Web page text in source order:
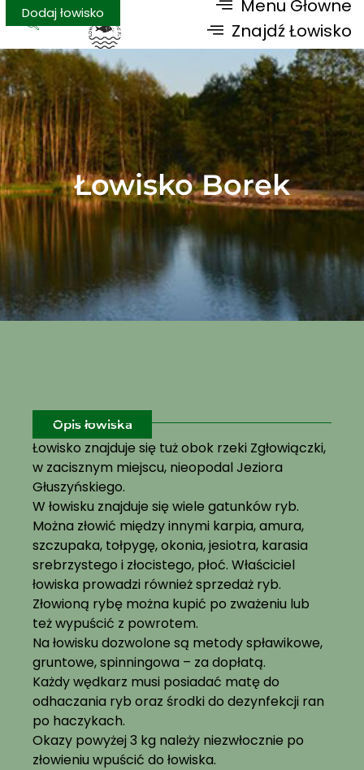
Znajdź Łowisko
Dodaj łowisko Menu Głowne
Łowisko Borek
Opis łowiska
Łowisko znajduje się tuż obok rzeki Zgłowiączki,
w zacisznym miejscu, nieopodal Jeziora
Głuszyńskiego.
W łowisku znajduje się wiele gatunków ryb.
Można złowić między innymi karpia, amura,
szczupaka, tołpygę, okonia, jesiotra, karasia
srebrzystego i złocistego, płoć. Właściciel
łowiska prowadzi również sprzedaż ryb.
Złowioną rybę można kupić po zważeniu lub
też wypuścić z powrotem.
Na łowisku dozwolone są metody spławikowe,
gruntowe, spinningowa – za dopłatą.
Każdy wędkarz musi posiadać matę do
odhaczania ryb oraz środki do dezynfekcji ran
po haczykach.
Okazy powyżej 3 kg należy niezwłocznie po
złowieniu wpuścić do łowiska.